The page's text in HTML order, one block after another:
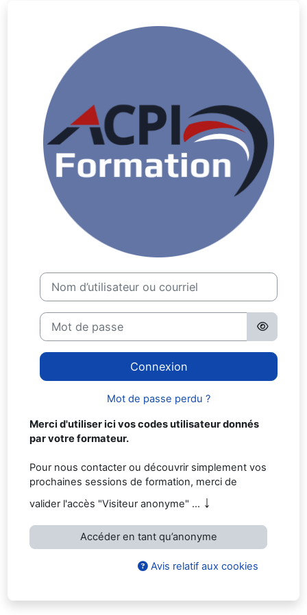
Nom d’utilisateur ou courriel
Mot de passe
Connexion
Mot de passe perdu ?
Merci d'utiliser ici vos codes utilisateur donnés
par votre formateur.
Pour nous contacter ou découvrir simplement vos
prochaines sessions de formation, merci de
valider l'accès "Visiteur anonyme" ... ↓
Accéder en tant qu’anonyme
Avis relatif aux cookies